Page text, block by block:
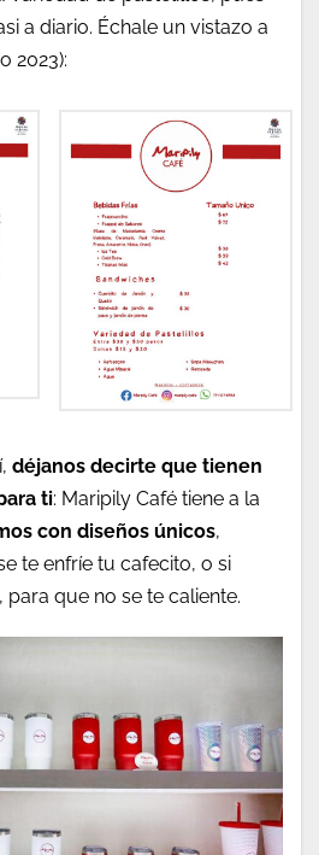
a diario. Échale un vistazo a
2023):
déjanos decirte que tienen
ti: Maripily Café tiene a la
con diseños únicos,
te enfríe tu cafecito, o si
para que no se te caliente.